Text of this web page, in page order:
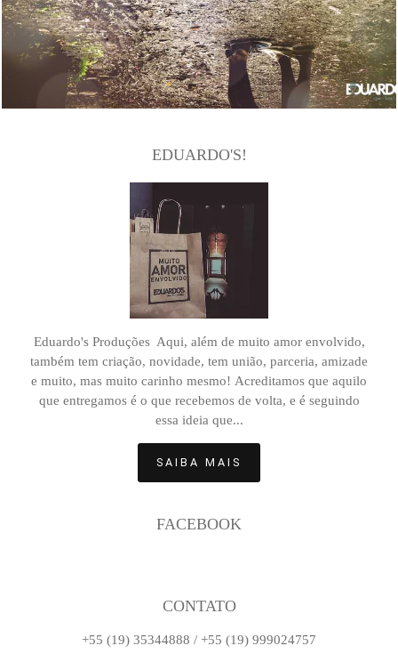
EDUARDO'S!
Eduardo's Produções Aqui, além de muito amor envolvido,
também tem criação, novidade, tem união, parceria, amizade
e muito, mas muito carinho mesmo! Acreditamos que aquilo
que entregamos é o que recebemos de volta, e é seguindo
essa ideia que...
SAIBA MAIS
FACEBOOK
CONTATO
+55 (19) 35344888 / +55 (19) 999024757